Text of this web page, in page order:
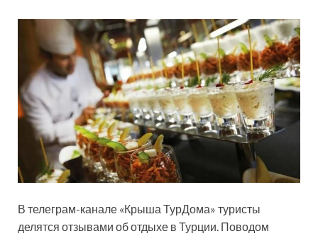
В телеграм-канале «Крыша ТурДома» туристы
делятся отзывами об отдыхе в Турции. Поводом